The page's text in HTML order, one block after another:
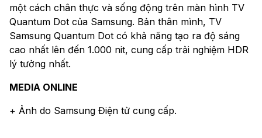
một cách chân thực và sống động trên màn hình TV
Quantum Dot của Samsung. Bản thân mình, TV
Samsung Quantum Dot có khả năng tạo ra độ sáng
cao nhất lên đến 1.000 nit, cung cấp trải nghiệm HDR
lý tưởng nhất.
MEDIA ONLINE
+ Ảnh do Samsung Điện tử cung cấp.